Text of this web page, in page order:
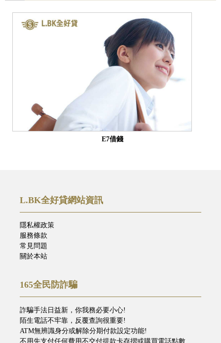
E7借錢
L.BK全好貸網站資訊
隱私權政策
服務條款
常見問題
關於本站
165全民防詐騙
詐騙手法日益新，你我務必要小心!
陌生電話不牢靠，反覆查詢很重要!
ATM無辨識身分或解除分期付款設定功能!
不用先支付任何費用不交付提款卡存摺或購買電話點數